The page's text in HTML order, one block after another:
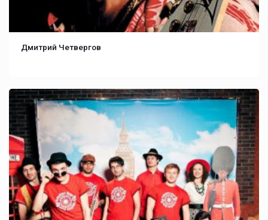
Дмитрий Четвергов